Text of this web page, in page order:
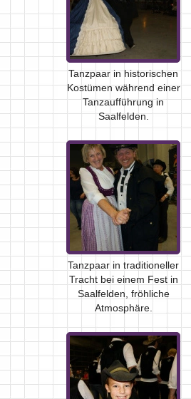
Tanzpaar in historischen
Kostümen während einer
Tanzaufführung in
Saalfelden.
Tanzpaar in traditioneller
Tracht bei einem Fest in
Saalfelden, fröhliche
Atmosphäre.